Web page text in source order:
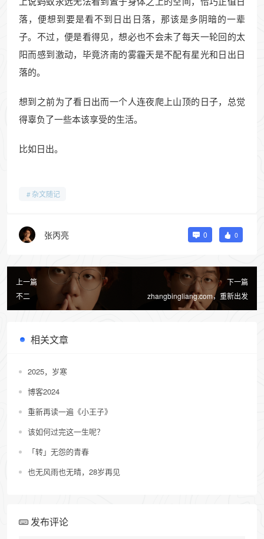
落，便想到要是看不到日出日落，那该是多阴暗的一辈
子。不过，便是看得见，想必也不会未了每天一轮回的太
阳而感到激动，毕竟济南的雾霾天是不配有星光和日出日
落的。
想到之前为了看日出而一个人连夜爬上山顶的日子，总觉
得辜负了一些本该享受的生活。
比如日出。
杂文随记
张丙亮 0 0
上一篇
不二
下一篇
zhangbingliang.com，重新出发
相关文章
2025，岁寒
博客2024
重新再读一遍《小王子》
该如何过完这一生呢？
「转」无怨的青春
也无风雨也无晴，28岁再见
发布评论